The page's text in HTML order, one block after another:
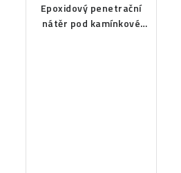
Epoxidový penetrační
nátěr pod kamínkové